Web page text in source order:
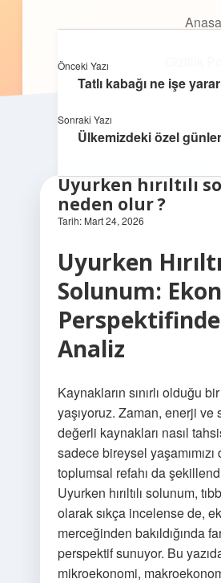
Uyurken hırıltılı
neden olur ?
Tarih: Mart 24, 2026
Uyurken
Solunum:
Analiz
Kaynakların sınırlı olduğu
yaşıyoruz. Zaman, enerji ve
değerli kaynakları nasıl
sadece bireysel yaşamımızı
toplumsal refahı da
Uyurken hırıltılı solunum,
olarak sıkça incelense de,
merceğinden bakıldığında
perspektif sunuyor. Bu
mikroekonomi,
Önceki Yazı
Tatlı kabağı ne işe
Sonraki Yazı
Ülkemizdeki özel